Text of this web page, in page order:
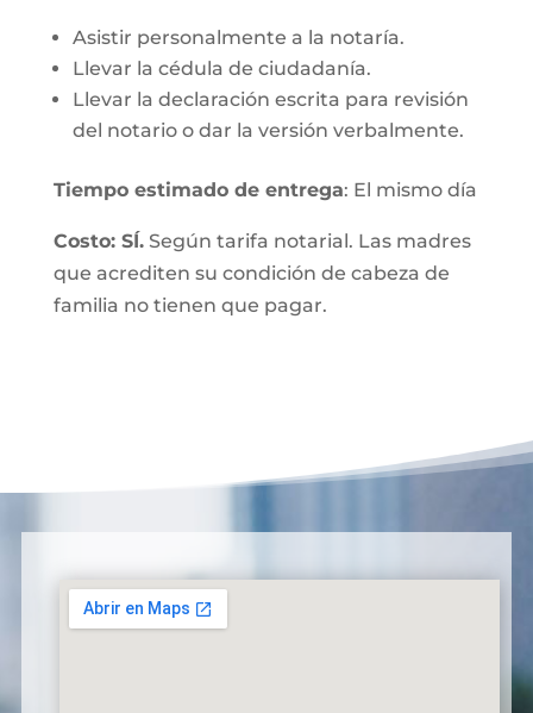
Asistir personalmente a la notaría.
Llevar la cédula de ciudadanía.
Llevar la declaración escrita para revisión
del notario o dar la versión verbalmente.
Tiempo estimado de entrega: El mismo día
Costo: SÍ.Según tarifa notarial. Las madres
que acrediten su condición de cabeza de
familia no tienen que pagar.